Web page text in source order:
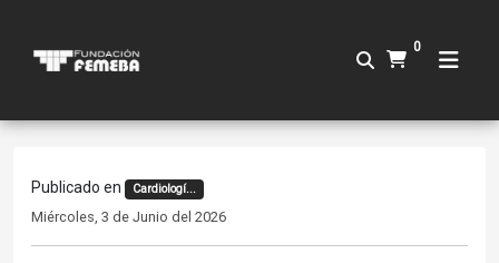
0
Publicado en Cardiologí...
Miércoles, 3 de Junio del 2026